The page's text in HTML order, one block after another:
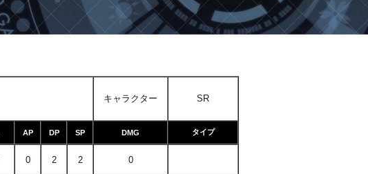
キャラクター SR
AP DP SP DMG タイプ
0 2 2 0